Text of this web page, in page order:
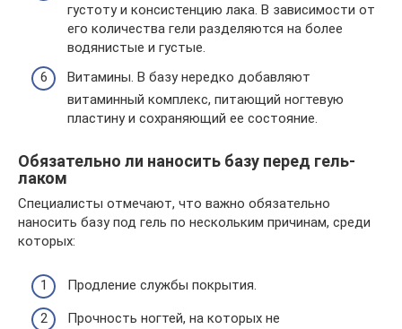
густоту и консистенцию лака. В зависимости от
его количества гели разделяются на более
водянистые и густые.
Витамины. В базу нередко добавляют
витаминный комплекс, питающий ногтевую
пластину и сохраняющий ее состояние.
Обязательно ли наносить базу перед гель-
лаком
Специалисты отмечают, что важно обязательно
наносить базу под гель по нескольким причинам, среди
которых:
Продление службы покрытия.
Прочность ногтей, на которых не